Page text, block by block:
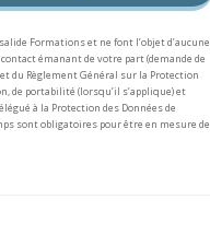
Formations et ne font l’objet d’aucune
émanant de votre part (demande de
du Règlement Général sur la Protection
de portabilité (lorsqu’il s’applique) et
à la Protection des Données de
sont obligatoires pour être en mesure de